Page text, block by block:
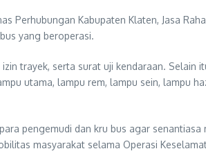
Perhubungan Kabupaten Klaten, Jasa
yang beroperasi.
trayek, serta surat uji kendaraan. Selain
utama, lampu rem, lampu sein, lampu
pengemudi dan kru bus agar
masyarakat selama Operasi